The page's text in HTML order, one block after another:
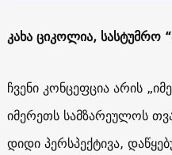
კახა ციკოლია, სასტუმრო
ჩვენი კონცეფცია არის
იმერეთს სამზარეულოს
დიდი პერსპექტივა,